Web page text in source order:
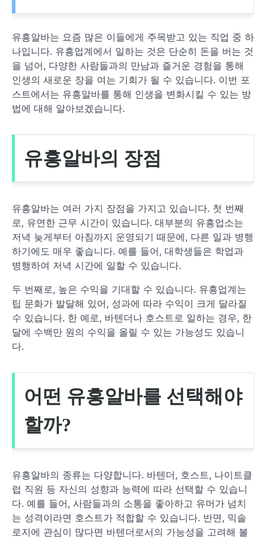
유흥알바는 요즘 많은 이들에게 주목받고 있는 직업 중 하
나입니다. 유흥업계에서 일하는 것은 단순히 돈을 버는 것
을 넘어, 다양한 사람들과의 만남과 즐거운 경험을 통해
인생의 새로운 장을 여는 기회가 될 수 있습니다. 이번 포
스트에서는 유흥알바를 통해 인생을 변화시킬 수 있는 방
법에 대해 알아보겠습니다.
유흥알바의 장점
유흥알바는 여러 가지 장점을 가지고 있습니다. 첫 번째
로, 유연한 근무 시간이 있습니다. 대부분의 유흥업소는
저녁 늦게부터 아침까지 운영되기 때문에, 다른 일과 병행
하기에도 매우 좋습니다. 예를 들어, 대학생들은 학업과
병행하여 저녁 시간에 일할 수 있습니다.
두 번째로, 높은 수익을 기대할 수 있습니다. 유흥업계는
팁 문화가 발달해 있어, 성과에 따라 수익이 크게 달라질
수 있습니다. 한 예로, 바텐더나 호스트로 일하는 경우, 한
달에 수백만 원의 수익을 올릴 수 있는 가능성도 있습니
다.
어떤 유흥알바를 선택해야
할까?
유흥알바의 종류는 다양합니다. 바텐더, 호스트, 나이트클
럽 직원 등 자신의 성향과 능력에 따라 선택할 수 있습니
다. 예를 들어, 사람들과의 소통을 좋아하고 유머가 넘치
는 성격이라면 호스트가 적합할 수 있습니다. 반면, 믹솔
로지에 관심이 많다면 바텐더로서의 가능성을 고려해 볼